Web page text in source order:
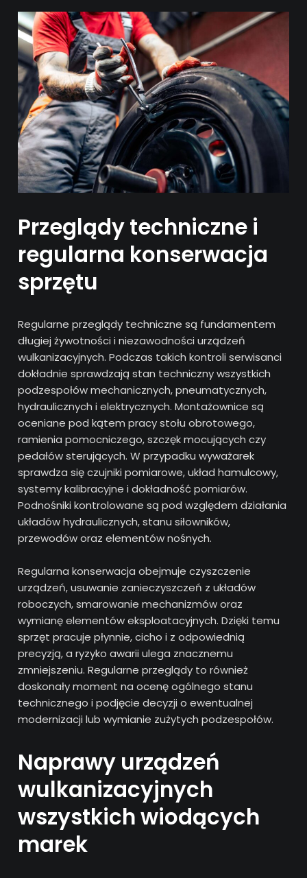
Przeglądy techniczne i
regularna konserwacja
sprzętu
Regularne przeglądy techniczne są fundamentem
długiej żywotności i niezawodności urządzeń
wulkanizacyjnych. Podczas takich kontroli serwisanci
dokładnie sprawdzają stan techniczny wszystkich
podzespołów mechanicznych, pneumatycznych,
hydraulicznych i elektrycznych. Montażownice są
oceniane pod kątem pracy stołu obrotowego,
ramienia pomocniczego, szczęk mocujących czy
pedałów sterujących. W przypadku wyważarek
sprawdza się czujniki pomiarowe, układ hamulcowy,
systemy kalibracyjne i dokładność pomiarów.
Podnośniki kontrolowane są pod względem działania
układów hydraulicznych, stanu siłowników,
przewodów oraz elementów nośnych.
Regularna konserwacja obejmuje czyszczenie
urządzeń, usuwanie zanieczyszczeń z układów
roboczych, smarowanie mechanizmów oraz
wymianę elementów eksploatacyjnych. Dzięki temu
sprzęt pracuje płynnie, cicho i z odpowiednią
precyzją, a ryzyko awarii ulega znacznemu
zmniejszeniu. Regularne przeglądy to również
doskonały moment na ocenę ogólnego stanu
technicznego i podjęcie decyzji o ewentualnej
modernizacji lub wymianie zużytych podzespołów.
Naprawy urządzeń
wulkanizacyjnych
wszystkich wiodących
marek